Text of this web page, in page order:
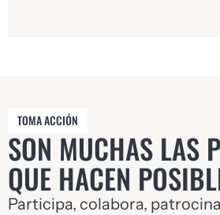
TOMA ACCIÓN
SON MUCHAS LAS
QUE HACEN
Participa, colabora,